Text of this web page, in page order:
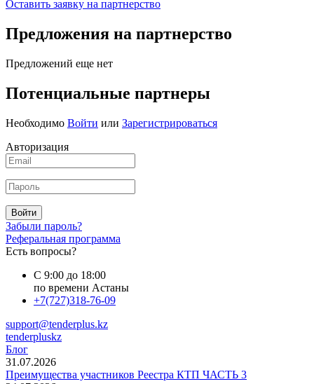
Оставить заявку на партнерство
Предложения на партнерство
Предложений еще нет
Потенциальные партнеры
Необходимо Войти или Зарегистрироваться
Авторизация
Войти
Забыли пароль?
Реферальная программа
Есть вопросы?
С 9:00 до 18:00
по времени Астаны
+7(727)318-76-09
support@tenderplus.kz
tenderpluskz
Блог
31.07.2026
Преимущества участников Реестра КТП ЧАСТЬ 3